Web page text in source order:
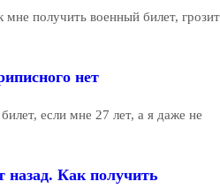
получить военный билет, грозит
нет
если мне 27 лет, а я даже не
назад. Как получить